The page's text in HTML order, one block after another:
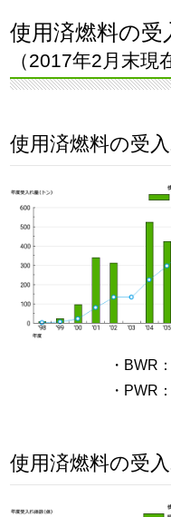
使用済燃料の受
（2017年2月末現
使用済燃料の受
・BWR
・PWR
使用済燃料の受